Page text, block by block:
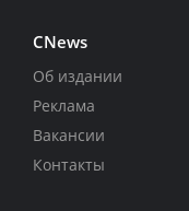
CNews
Об издании
Реклама
Вакансии
Контакты